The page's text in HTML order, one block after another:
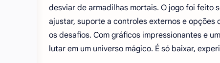
desviar de armadilhas mortais. O jogo foi feito
ajustar, suporte a controles externos e
os desafios. Com gráficos impressionantes e
lutar em um universo mágico. É só baixar,